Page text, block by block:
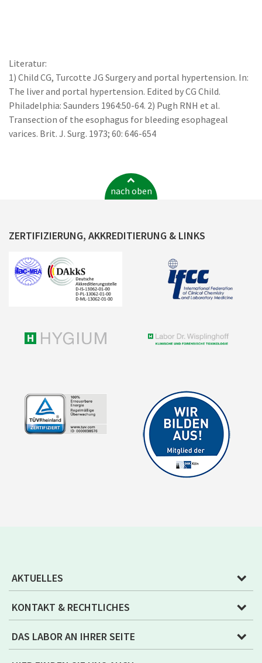
Literatur:
1) Child CG, Turcotte JG Surgery and portal hypertension. In:
The liver and portal hypertension. Edited by CG Child.
Philadelphia: Saunders 1964:50-64. 2) Pugh RNH et al.
Transection of the esophagus for bleeding esophageal
varices. Brit. J. Surg. 1973; 60: 646-654
nach oben
ZERTIFIZIERUNG, AKKREDITIERUNG & LINKS
AKTUELLES
KONTAKT & RECHTLICHES
DAS LABOR AN IHRER SEITE